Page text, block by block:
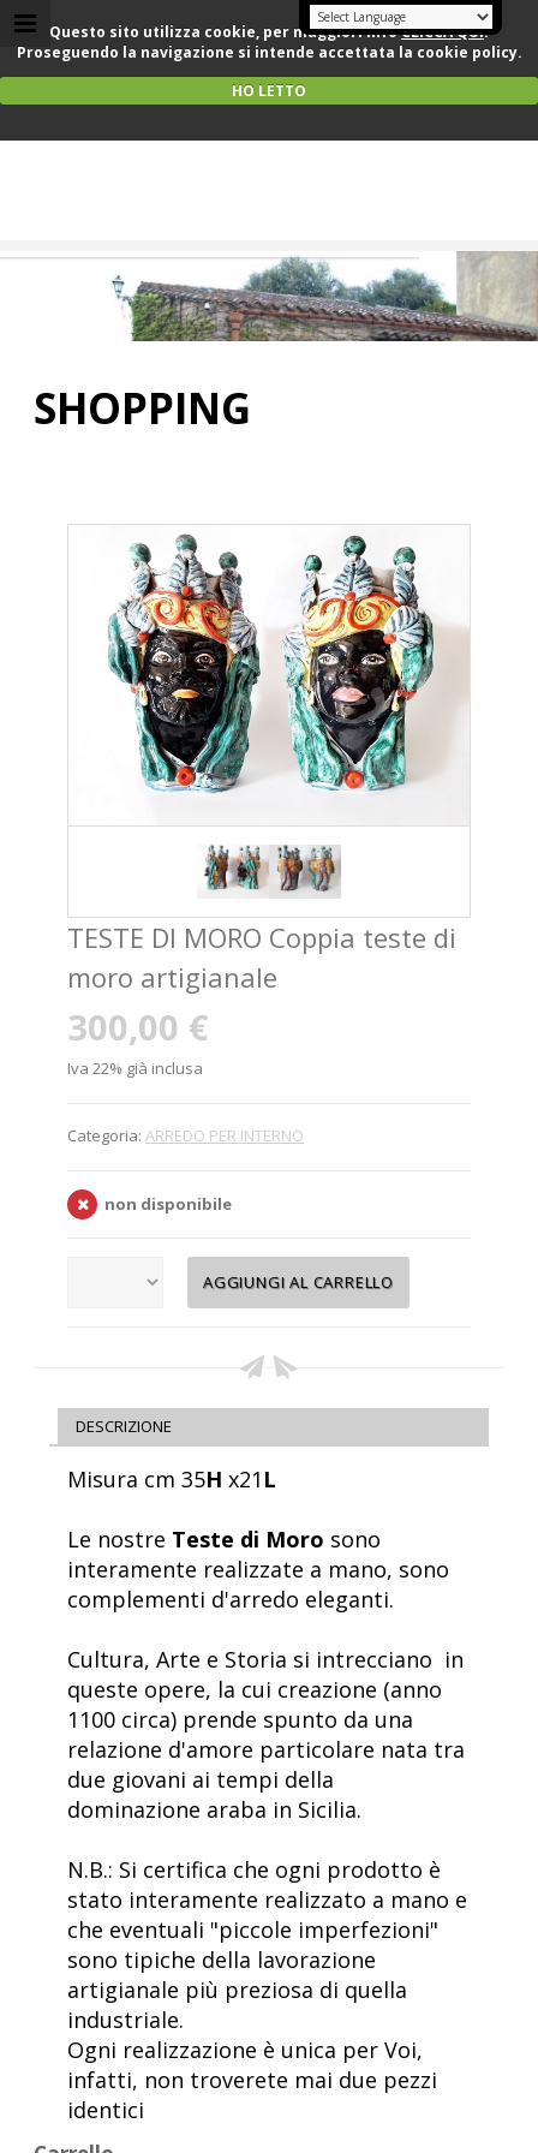
Questo sito utilizza cookie, per maggiori infoCLICCA QUI.
Proseguendo la navigazione si intende accettata la cookie policy.
HO LETTO
SHOPPING
TESTE DI MORO Coppia teste di
moro artigianale
300,00 €
Iva 22% già inclusa
Categoria: ARREDO PER INTERNO
non disponibile
DESCRIZIONE
Misura cm 35H x21 L
Le nostre Teste di Moro sono
interamente realizzate a mano, sono
complementi d'arredo eleganti.
Cultura, Arte e Storia si intrecciano in
queste opere, la cui creazione (anno
1100 circa) prende spunto da una
relazione d'amore particolare nata tra
due giovani ai tempi della
dominazione araba in Sicilia.
N.B.: Si certifica che ogni prodotto è
stato interamente realizzato a mano e
che eventuali "piccole imperfezioni"
sono tipiche della lavorazione
artigianale più preziosa di quella
industriale.
Ogni realizzazione è unica per Voi,
infatti, non troverete mai due pezzi
identici